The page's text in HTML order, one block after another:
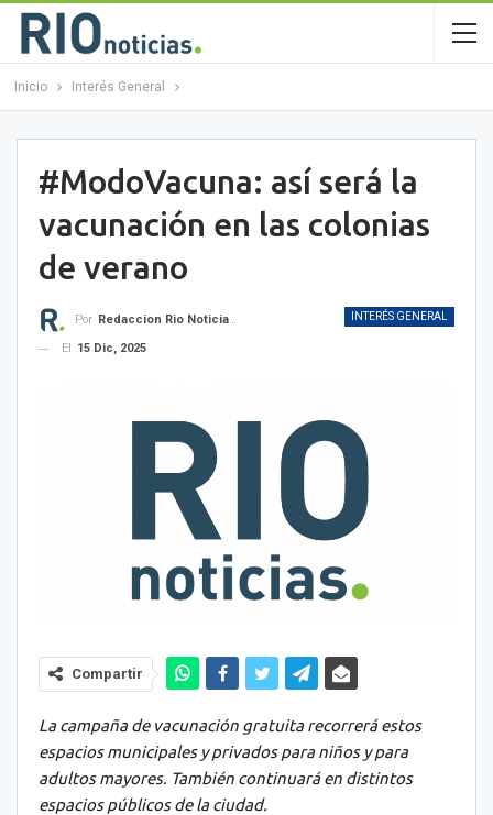
Inicio Interés General
#ModoVacuna: así será la
vacunación en las colonias
de verano
INTERÉS GENERAL
Por Redaccion Rio Noticias OK
El
15 Dic, 2025
Compartir
La campaña de vacunación gratuita recorreráestos
espacios municipales y privados para niños y para
adultos mayores. También continuará en distintos
espacios públicos de la ciudad.